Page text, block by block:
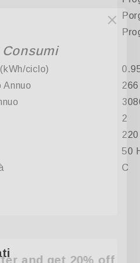
ciclo)
Annuo
2
50
C
and get 20% off